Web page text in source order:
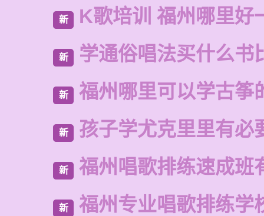
新 K歌培训 福州哪里好
新 学通俗唱法买什么书
新 福州哪里可以学古筝
新 孩子学尤克里里有必
新 福州唱歌排练速成班
新 福州专业唱歌排练学